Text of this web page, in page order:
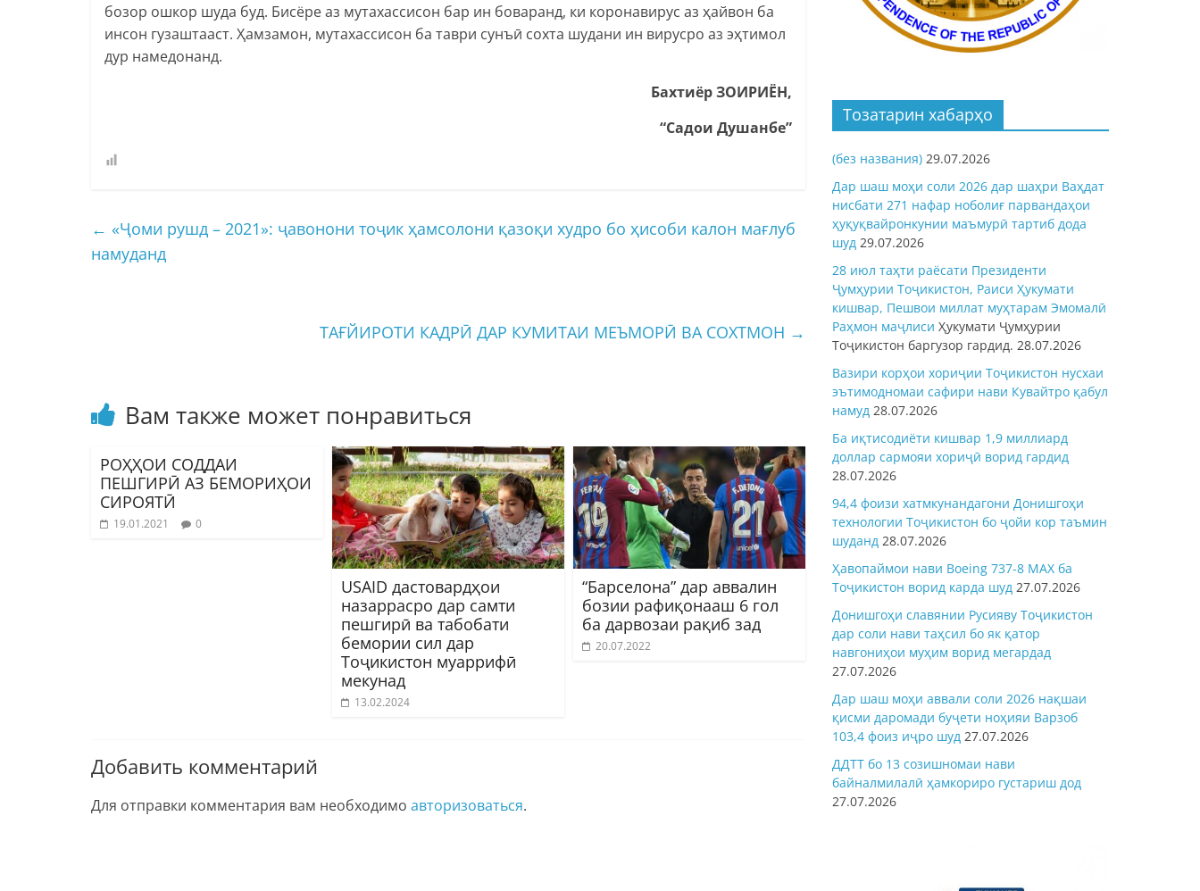
бозор ошкор шуда буд. Бисёре аз мутахассисон бар ин боваранд, ки коронавирус аз ҳайвон ба
инсон гузаштааст. Ҳамзамон, мутахассисон ба таври сунъӣ сохта шудани ин вирусро аз эҳтимол
дур намедонанд.
Бахтиёр ЗОИРИЁН,
“Садои Душанбе”
← «Ҷоми рушд – 2021»: ҷавонони тоҷик ҳамсолони қазоқи худро бо ҳисоби калон мағлуб
намуданд
ТАҒЙИРОТИ КАДРӢ ДАР КУМИТАИ МЕЪМОРӢ ВА СОХТМОН →
Вам также может понравиться
РОҲҲОИ СОДДАИ
ПЕШГИРӢ АЗ БЕМОРИҲОИ
СИРОЯТӢ
19.01.2021 0
USAID дастовардҳои
назаррасро дар самти
пешгирӣ ва табобати
бемории сил дар
Тоҷикистон муаррифӣ
мекунад
13.02.2024
“Барселона” дар аввалин
бозии рафиқонааш 6 гол
ба дарвозаи рақиб зад
20.07.2022
Добавить комментарий
Для отправки комментария вам необходимо авторизоваться.
Тозатарин хабарҳо
(без названия) 29.07.2026
Дар шаш моҳи соли 2026 дар шаҳри Ваҳдат
нисбати 271 нафар ноболиғ парвандаҳои
ҳуқуқвайронкунии маъмурӣ тартиб дода
шуд 29.07.2026
28 июл таҳти раёсати Президенти
Ҷумҳурии Тоҷикистон, Раиси Ҳукумати
кишвар, Пешвои миллат муҳтарам Эмомалӣ
Раҳмон маҷлиси Ҳукумати Ҷумҳурии
Тоҷикистон баргузор гардид. 28.07.2026
Вазири корҳои хориҷии Тоҷикистон нусхаи
эътимодномаи сафири нави Кувайтро қабул
намуд 28.07.2026
Ба иқтисодиёти кишвар 1,9 миллиард
доллар сармояи хориҷӣ ворид гардид
28.07.2026
94,4 фоизи хатмкунандагони Донишгоҳи
технологии Тоҷикистон бо ҷойи кор таъмин
шуданд 28.07.2026
Ҳавопаймои нави Boeing 737-8 MAX ба
Тоҷикистон ворид карда шуд 27.07.2026
Донишгоҳи славянии Русияву Тоҷикистон
дар соли нави таҳсил бо як қатор
навгониҳои муҳим ворид мегардад
27.07.2026
Дар шаш моҳи аввали соли 2026 нақшаи
қисми даромади буҷети ноҳияи Варзоб
103,4 фоиз иҷро шуд 27.07.2026
ДДТТ бо 13 созишномаи нави
байналмилалӣ ҳамкориро густариш дод
27.07.2026